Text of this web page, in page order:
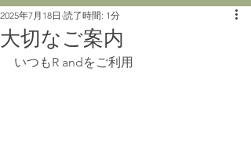
大切なご案内
2025年7月18日 読了時間: 1分
いつもR andをご利用